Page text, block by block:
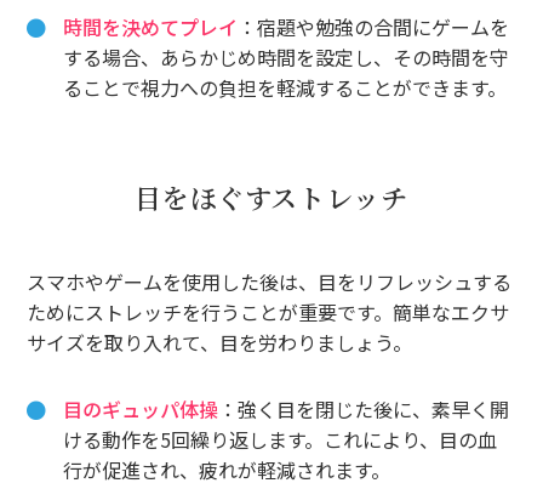
時間を決めてプレイ ：宿題や勉強の合間にゲームを
する場合、あらかじめ時間を設定し、その時間を守
ることで視力への負担を軽減することができます。
目をほぐすストレッチ
スマホやゲームを使用した後は、目をリフレッシュする
ためにストレッチを行うことが重要です。簡単なエクサ
サイズを取り入れて、目を労わりましょう。
目のギュッパ体操 ：強く目を閉じた後に、素早く開
ける動作を5回繰り返します。これにより、目の血
行が促進され、疲れが軽減されます。